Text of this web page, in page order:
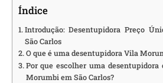
Índice
Introdução: Desentupidora Preço
São Carlos
O que é uma desentupidora Vila
Por que escolher uma
Morumbi em São Carlos?